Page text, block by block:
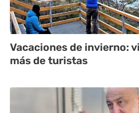
Vacaciones de invierno:
más de turistas